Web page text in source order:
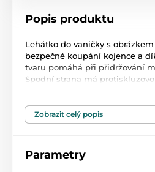
Popis produktu
Lehátko do vaničky s
bezpečné koupání kojence a
tvaru pomáhá při přidržování
Spodní strana má
Zobrazit celý popis
Parametry